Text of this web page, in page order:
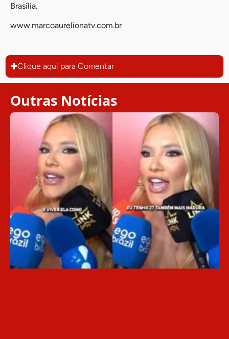
Brasília.
www.marcoaurelionatv.com.br
Clique aqui para Comentar
Outras Notícias